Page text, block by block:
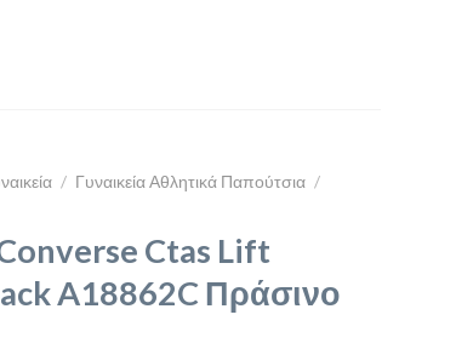
/ Γυναικεία Αθλητικά Παπούτσια /
Ctas Lift
A18862C Πράσινο